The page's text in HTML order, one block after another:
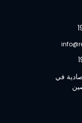
في